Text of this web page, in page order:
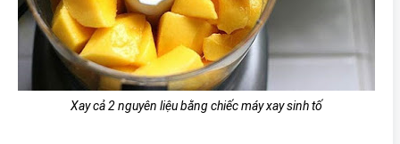
Xay cả 2 nguyên liệu bằng chiếc máy xay sinh tố